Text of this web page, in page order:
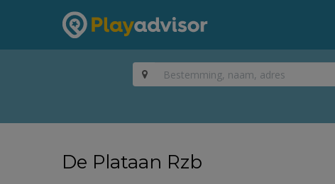
De Plataan Rzb